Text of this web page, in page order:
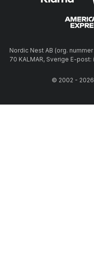
Nordic Nest AB (org.
70 KALMAR, Sverige E-
© 2002 -